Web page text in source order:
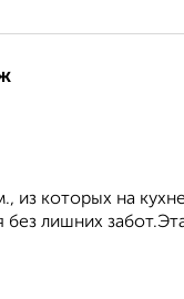
из которых на
лишних